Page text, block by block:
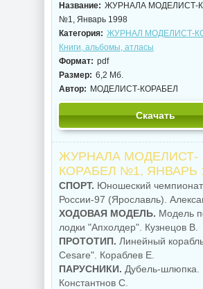
Название: ЖУРНАЛА МОДЕЛИСТ-
№1, Январь 1998
Категория: ЖУРНАЛ МОДЕЛИСТ-
Книги, альбомы, атласы
Формат: pdf
Размер: 6,2 Мб.
Автор: МОДЕЛИСТ-КОРАБЕЛ
Скачать
ЖУРНАЛА МОДЕЛИСТ-
КОРАБЕЛ №1, ЯНВАРЬ
СПОРТ. Юношеский чемпионат
России-97 (Ярославль).
ХОДОВАЯ МОДЕЛЬ. Модель
лодки "Апхолдер". Кузнецов В.
ПРОТОТИП. Линейный
Cesare". Кораблев Е.
ПАРУСНИКИ. Дубель-шлюпка.
Константнов С.